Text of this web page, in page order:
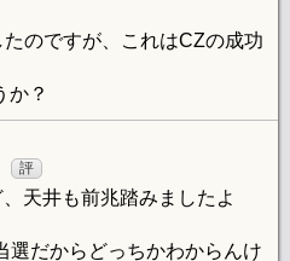
のですが、これはCZの成功
か？
評
天井も前兆踏みましたよ
選だからどっちかわからんけ